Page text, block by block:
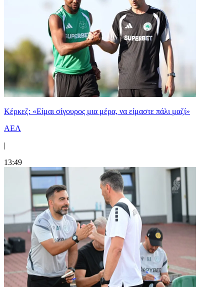
Κέρκεζ: «Είμαι σίγουρος μια μέρα, να είμαστε πάλι μαζί»
ΑΕΛ
|
13:49